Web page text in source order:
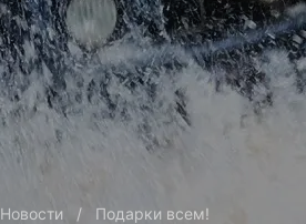
Новости Подарки всем!